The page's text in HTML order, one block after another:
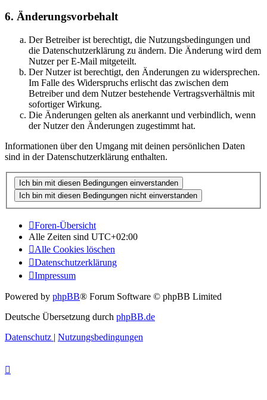
6. Änderungsvorbehalt
Der Betreiber ist berechtigt, die Nutzungsbedingungen und
die Datenschutzerklärung zu ändern. Die Änderung wird dem
Nutzer per E-Mail mitgeteilt.
Der Nutzer ist berechtigt, den Änderungen zu widersprechen.
Im Falle des Widerspruchs erlischt das zwischen dem
Betreiber und dem Nutzer bestehende Vertragsverhältnis mit
sofortiger Wirkung.
Die Änderungen gelten als anerkannt und verbindlich, wenn
der Nutzer den Änderungen zugestimmt hat.
Informationen über den Umgang mit deinen persönlichen Daten
sind in der Datenschutzerklärung enthalten.
Foren-Übersicht
Alle Zeiten sind UTC+02:00
Alle Cookies löschen
Datenschutzerklärung
Impressum
Powered by phpBB® Forum Software © phpBB Limited
Deutsche Übersetzung durch phpBB.de
Datenschutz | Nutzungsbedingungen